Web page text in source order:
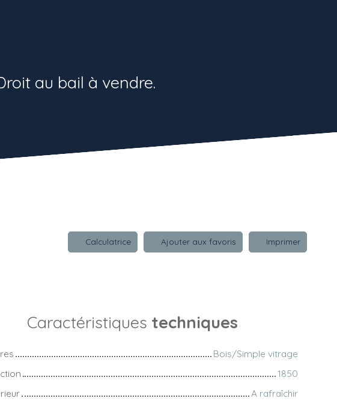
au bail à vendre.
Calculatrice Ajouter aux favoris Imprimer
Caractéristiques techniques
Bois/Simple vitrage
1850
A rafraîchir